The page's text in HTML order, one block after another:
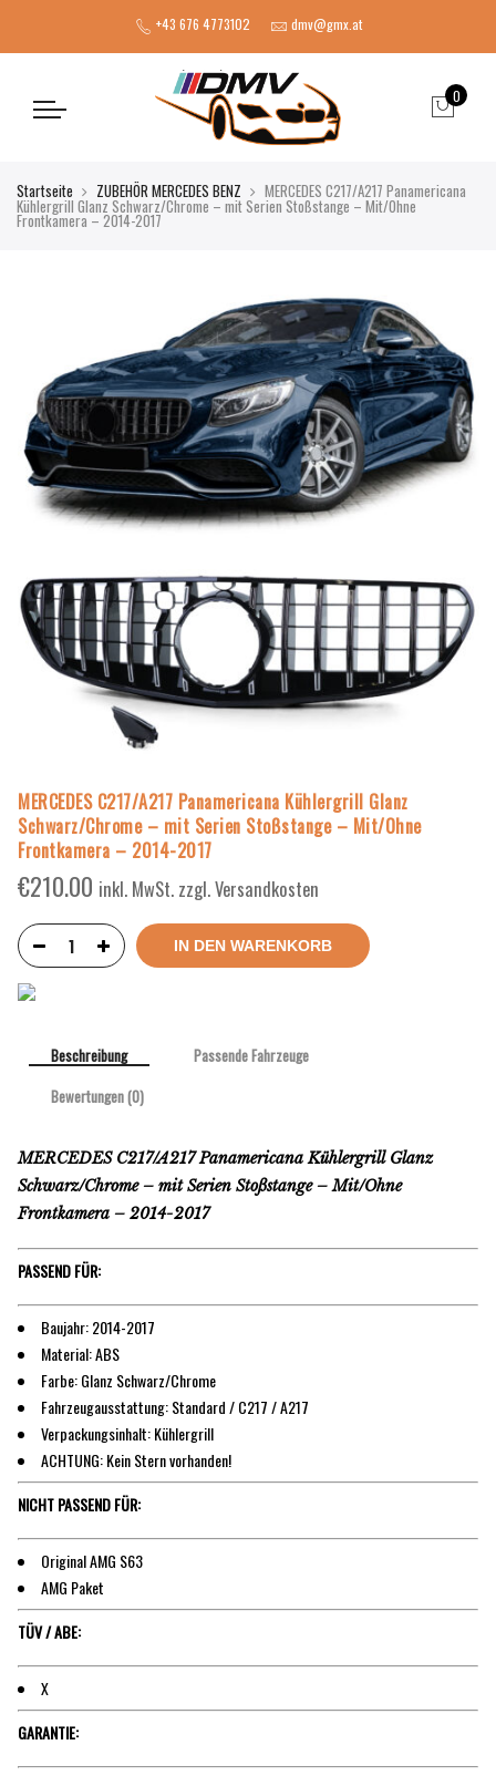
+43 676 4773102 dmv@gmx.at
0
Startseite ZUBEHÖR MERCEDES BENZ MERCEDES C217/A217 Panamericana
Kühlergrill Glanz Schwarz/Chrome – mit Serien Stoßstange – Mit/Ohne
Frontkamera – 2014-2017
MERCEDES C217/A217 Panamericana Kühlergrill Glanz
Schwarz/Chrome – mit Serien Stoßstange – Mit/Ohne
Frontkamera – 2014-2017
€210.00 inkl. MwSt. zzgl. Versandkosten
IN DEN WARENKORB
Beschreibung
Passende Fahrzeuge
Bewertungen (0)
MERCEDES C217/A217 Panamericana Kühlergrill Glanz
Schwarz/Chrome – mit Serien Stoßstange – Mit/Ohne
Frontkamera – 2014-2017
PASSEND FÜR:
Baujahr: 2014-2017
Material: ABS
Farbe: Glanz Schwarz/Chrome
Fahrzeugausstattung: Standard / C217 / A217
Verpackungsinhalt: Kühlergrill
ACHTUNG: Kein Stern vorhanden!
NICHT PASSEND FÜR:
Original AMG S63
AMG Paket
TÜV / ABE:
X
GARANTIE: